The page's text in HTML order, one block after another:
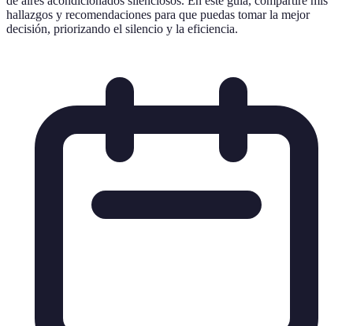
hallazgos y recomendaciones para que puedas tomar la mejor
decisión, priorizando el silencio y la eficiencia.